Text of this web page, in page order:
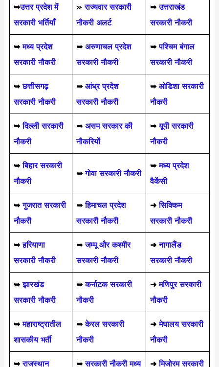
➥उत्तर प्रदेश में
सरकारी भर्तियाँ
»राज्यवार सरकारी
नौकरी अलर्ट
➥ उत्तराखंड
सरकारी नौकरी
➥ मध्य प्रदेश
सरकारी नौकरी
➥ अरुणाचल प्रदेश
सरकारी नौकरी
➥ पश्चिम बंगाल
सरकारी नौकरी
➥ छत्तीसगढ़
सरकारी नौकरी
➥ आंध्र प्रदेश
सरकारी नौकरी
➥ ओडिशा सरकारी
नौकरी
➥ दिल्ली सरकारी
नौकरी
➥ असम सरकार की
नौकरियों
➥ यूपी सरकारी
नौकरी
➥बिहार सरकारी
नौकरी
➥गोवा सरकारी नौकरी
➥ मध्य प्रदेश
वैकेंसी
➥ गुजरात सरकारी
नौकरी
➥हिमाचल प्रदेश
सरकारी नौकरी
➜ सिक्किम
सरकारी नौकरी
➥हरियाणा
सरकारी नौकरी
➥जम्मू और कश्मीर
सरकारी नौकरी
➜ नागालैंड
सरकारी नौकरी
➥ झारखंड
सरकारी नौकरी
➥ कर्नाटक सरकारी
नौकरी
➜ मणिपुर सरकारी
नौकरी
➥ महाराष्ट्रातील
शासकीय भर्ती
➥ केरल सरकारी
नौकरी
➜ मेघालय सरकारी
नौकरी
➥ राजस्थान ➥सरकारी नौकरी मध्य ➜मिजोरम सरकारी